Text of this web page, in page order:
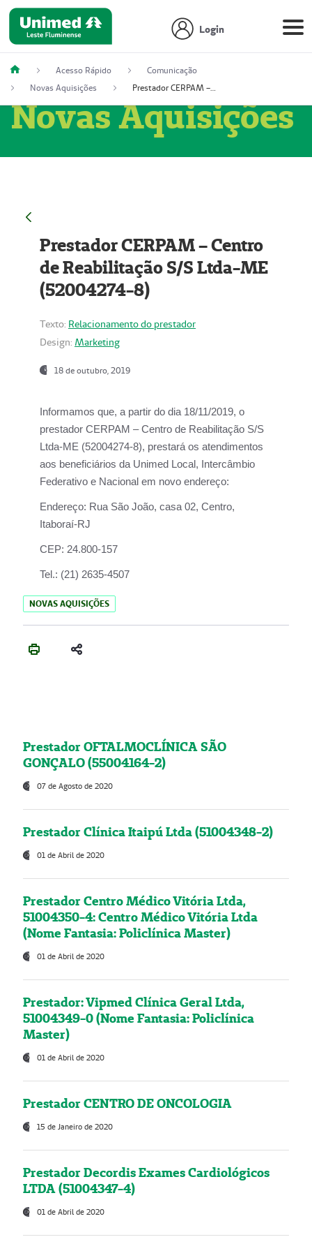
Login
Acesso Rápido
Comunicação
Novas Aquisições
Prestador CERPAM – Centro de Reabilitação S/S Ltda-ME (52004274-8)
Novas Aquisições
Prestador CERPAM – Centro
de Reabilitação S/S Ltda-ME
(52004274-8)
Texto: Relacionamento do prestador
Design: Marketing
18 de outubro, 2019
Informamos que, a partir do dia 18/11/2019, o
prestador CERPAM – Centro de Reabilitação S/S
Ltda-ME (52004274-8), prestará os atendimentos
aos beneficiários da Unimed Local, Intercâmbio
Federativo e Nacional em novo endereço:
Endereço: Rua São João, casa 02, Centro,
Itaboraí-RJ
CEP: 24.800-157
Tel.: (21) 2635-4507
NOVAS AQUISIÇÕES
Prestador OFTALMOCLÍNICA SÃO
GONÇALO (55004164-2)
07 de Agosto de 2020
Prestador Clínica Itaipú Ltda (51004348-2)
01 de Abril de 2020
Prestador Centro Médico Vitória Ltda,
51004350-4: Centro Médico Vitória Ltda
(Nome Fantasia: Policlínica Master)
01 de Abril de 2020
Prestador: Vipmed Clínica Geral Ltda,
51004349-0 (Nome Fantasia: Policlínica
Master)
01 de Abril de 2020
Prestador CENTRO DE ONCOLOGIA
15 de Janeiro de 2020
Prestador Decordis Exames Cardiológicos
LTDA (51004347-4)
01 de Abril de 2020